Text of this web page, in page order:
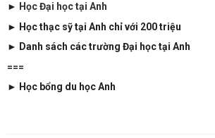
► Học Đại học tại Anh
► Học thạc sỹ tại Anh chỉ với 200 triệu
► Danh sách các trường Đại học tại Anh
===
► Học bổng du học Anh